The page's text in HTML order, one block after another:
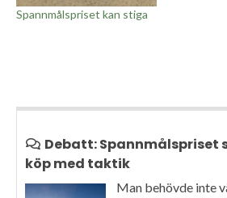
Spannmålspriset kan stiga
Debatt: Spannmålspriset
köp med taktik
Man behövde inte